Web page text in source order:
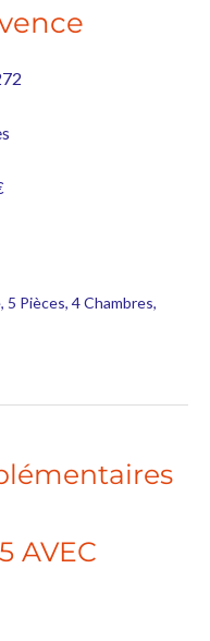
Pièces, 4 Chambres,
AVEC